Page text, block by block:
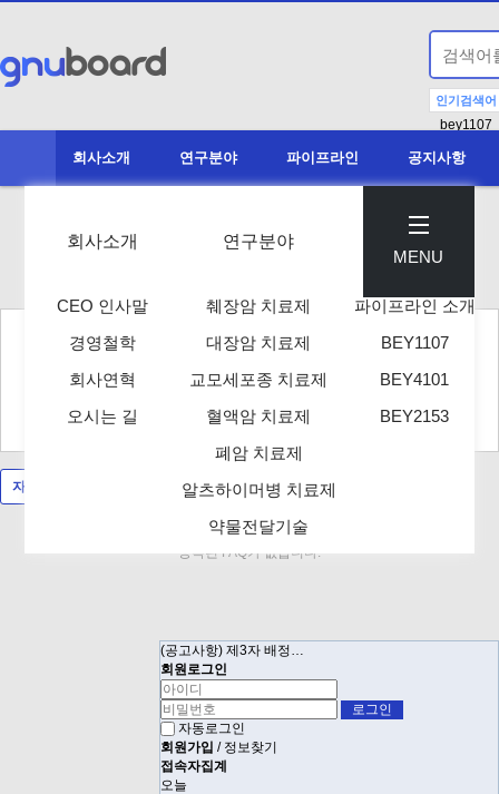
인기검색어
bey1107
회사소개 연구분야 파이프라인 공지사항
회사소개
CEO 인사말
경영철학
회사연혁
오시는 길
연구분야
췌장암 치료제
대장암 치료제
교모세포종 치료제
혈액암 치료제
폐암 치료제
알츠하이머병 치료제
약물전달기술
파이프라인 소개
BEY1107
BEY4101
BEY2153
MENU
FAQ 검색
자주하시는 질문
등록된 FAQ가 없습니다.
(공고사항) 제3자 배정…
회원로그인
자동로그인
회원가입 / 정보찾기
접속자집계
오늘